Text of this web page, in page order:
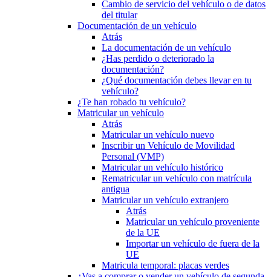
Cambio de servicio del vehículo o de datos
del titular
Documentación de un vehículo
Atrás
La documentación de un vehículo
¿Has perdido o deteriorado la
documentación?
¿Qué documentación debes llevar en tu
vehículo?
¿Te han robado tu vehículo?
Matricular un vehículo
Atrás
Matricular un vehículo nuevo
Inscribir un Vehículo de Movilidad
Personal (VMP)
Matricular un vehículo histórico
Rematricular un vehículo con matrícula
antigua
Matricular un vehículo extranjero
Atrás
Matricular un vehículo proveniente
de la UE
Importar un vehículo de fuera de la
UE
Matricula temporal: placas verdes